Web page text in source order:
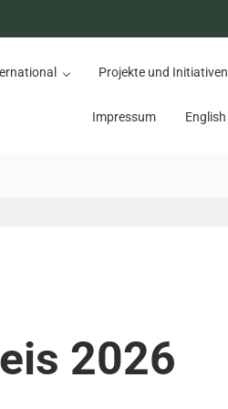
Projekte und Initiativen
Impressum English
2026